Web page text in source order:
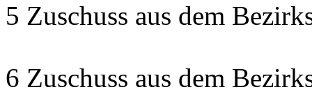
5 Zuschuss aus dem
6 Zuschuss aus dem